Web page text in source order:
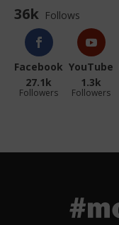
36k Follows
Facebook
27.1k
Followers
YouTube
1.3k
Followers